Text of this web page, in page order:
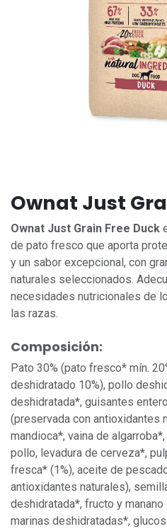
Ownat Just
Ownat Just Grain Free Duck
de pato fresco que aporta
y un sabor excepcional, con
naturales seleccionados.
necesidades nutricionales de
las razas.
Composición:
Pato 30% (pato fresco* mín.
deshidratado 10%), pollo
deshidratada*, guisantes
(preservada con antioxidantes
mandioca*, vaina de
pollo, levadura de cerveza*,
fresca* (1%), aceite de
antioxidantes naturales),
deshidratada*, fructo y
marinas deshidratadas*,